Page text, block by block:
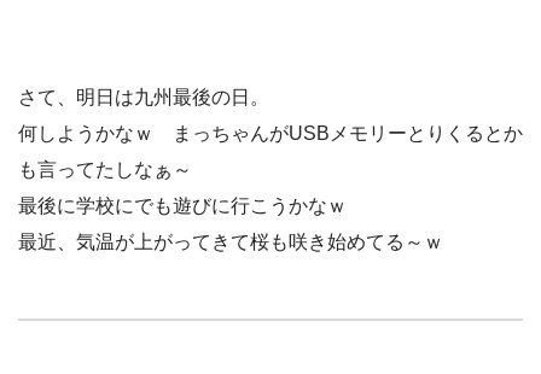
さて、明日は九州最後の日。
何しようかなｗ まっちゃんがUSBメモリーとりくるとか
も言ってたしなぁ～
最後に学校にでも遊びに行こうかなｗ
最近、気温が上がってきて桜も咲き始めてる～ｗ